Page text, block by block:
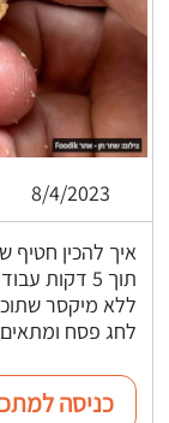
8/4/2023
איך להכין חטיף
תוך 5 דקות
ללא מיקסר
לחג פסח ומתאים
כניסה